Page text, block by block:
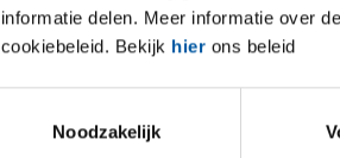
informatie delen. Meer informatie over
cookiebeleid. Bekijk hier ons beleid
Noodzakelijk
T-stuk gelast ASTM 316L A-403
T-stuk gelast ASTM 316L A-403